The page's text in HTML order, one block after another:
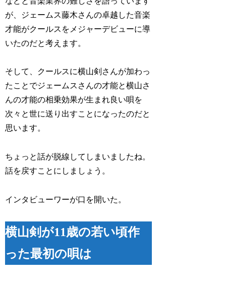
が、ジェームス藤木さんの卓越した音楽
才能がクールスをメジャーデビューに導
いたのだと考えます。
そして、クールスに横山剣さんが加わっ
たことでジェームスさんの才能と横山さ
んの才能の相乗効果が生まれ良い唄を
次々と世に送り出すことになったのだと
思います。
ちょっと話が脱線してしまいましたね。
話を戻すことにしましょう。
インタビューワーが口を開いた。
横山剣が11歳の若い頃作
った最初の唄は